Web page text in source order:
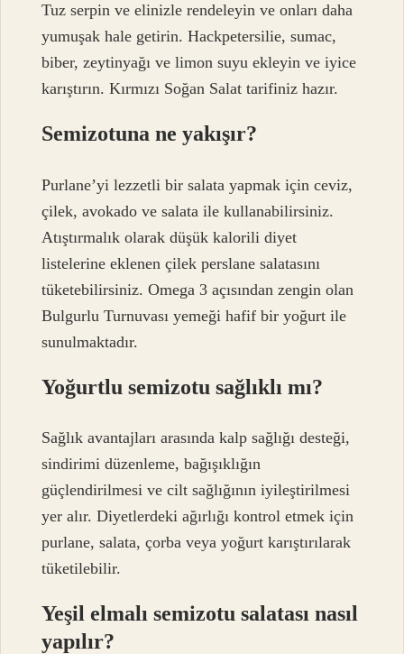
Tuz serpin ve elinizle rendeleyin ve onları daha
yumuşak hale getirin. Hackpetersilie, sumac,
biber, zeytinyağı ve limon suyu ekleyin ve iyice
karıştırın. Kırmızı Soğan Salat tarifiniz hazır.
Semizotuna ne yakışır?
Purlane’yi lezzetli bir salata yapmak için ceviz,
çilek, avokado ve salata ile kullanabilirsiniz.
Atıştırmalık olarak düşük kalorili diyet
listelerine eklenen çilek perslane salatasını
tüketebilirsiniz. Omega 3 açısından zengin olan
Bulgurlu Turnuvası yemeği hafif bir yoğurt ile
sunulmaktadır.
Yoğurtlu semizotu sağlıklı mı?
Sağlık avantajları arasında kalp sağlığı desteği,
sindirimi düzenleme, bağışıklığın
güçlendirilmesi ve cilt sağlığının iyileştirilmesi
yer alır. Diyetlerdeki ağırlığı kontrol etmek için
purlane, salata, çorba veya yoğurt karıştırılarak
tüketilebilir.
Yeşil elmalı semizotu salatası nasıl
yapılır?